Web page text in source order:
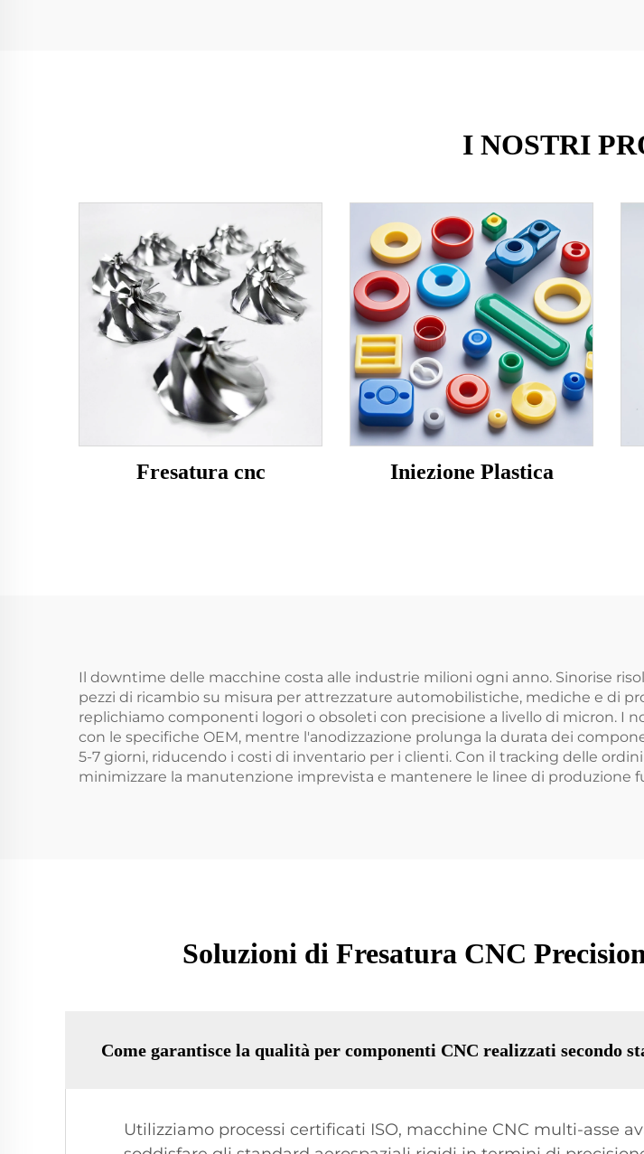
I NOSTRI
Fresatura cnc Iniezione Plastica
Il downtime delle macchine costa alle industrie milioni ogni anno. Sinorise
pezzi di ricambio su misura per attrezzature automobilistiche, mediche e di
replichiamo componenti logori o obsoleti con precisione a livello di micron. I
con le specifiche OEM, mentre l'anodizzazione prolunga la durata dei
5-7 giorni, riducendo i costi di inventario per i clienti. Con il tracking delle
minimizzare la manutenzione imprevista e mantenere le linee di produzione
Soluzioni di Fresatura CNC
Come garantisce la qualità per componenti CNC realizzati secondo
Utilizziamo processi certificati ISO, macchine CNC multi-asse